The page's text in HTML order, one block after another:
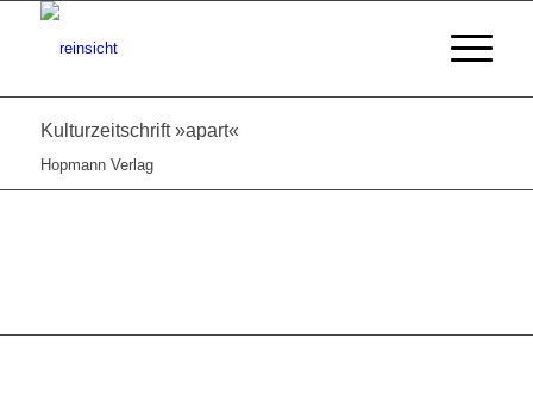
Kulturzeitschrift »apart«
Hopmann Verlag